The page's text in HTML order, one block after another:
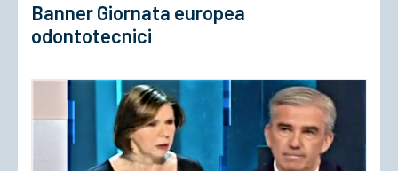
Banner Giornata europea
odontotecnici